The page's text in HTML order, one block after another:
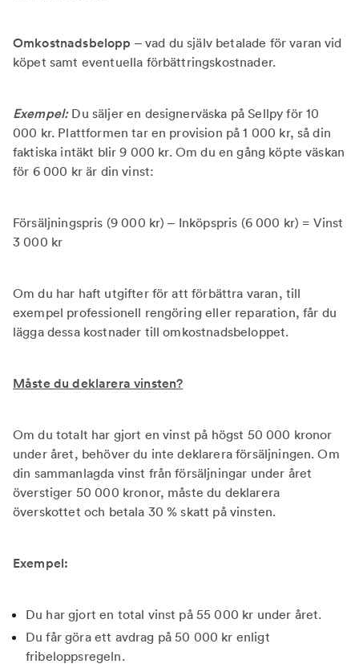
Omkostnadsbelopp – vad du själv betalade för varan vid
köpet samt eventuella förbättringskostnader.
Exempel: Du säljer en designerväska på Sellpy för 10
000 kr. Plattformen tar en provision på 1 000 kr, så din
faktiska intäkt blir 9 000 kr. Om du en gång köpte väskan
för 6 000 kr är din vinst:
Försäljningspris (9 000 kr) – Inköpspris (6 000 kr) = Vinst
3 000 kr
Om du har haft utgifter för att förbättra varan, till
exempel professionell rengöring eller reparation, får du
lägga dessa kostnader till omkostnadsbeloppet.
Måste du deklarera vinsten?
Om du totalt har gjort en vinst på högst 50 000 kronor
under året, behöver du inte deklarera försäljningen. Om
din sammanlagda vinst från försäljningar under året
överstiger 50 000 kronor, måste du deklarera
överskottet och betala 30 % skatt på vinsten.
Exempel:
Du har gjort en total vinst på 55 000 kr under året.
Du får göra ett avdrag på 50 000 kr enligt
fribeloppsregeln.